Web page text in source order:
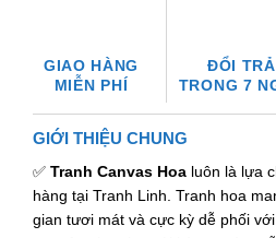
GIAO HÀNG
MIỄN PHÍ
ĐỔI TRẢ
TRONG 7
GIỚI THIỆU CHUNG
✅ Tranh Canvas Hoa luôn là lựa
hàng tại Tranh Linh. Tranh hoa
gian tươi mát và cực kỳ dễ phối